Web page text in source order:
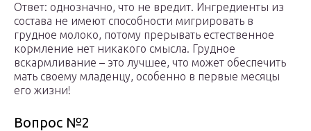
Ответ: однозначно, что не вредит. Ингредиенты из
состава не имеют способности мигрировать в
грудное молоко, потому прерывать естественное
кормление нет никакого смысла. Грудное
вскармливание – это лучшее, что может обеспечить
мать своему младенцу, особенно в первые месяцы
его жизни!
Вопрос №2